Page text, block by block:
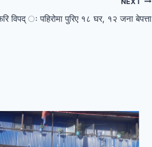
विपद् ः पहिरोमा पुरिए १८ घर, १२ जना बेपत्ता